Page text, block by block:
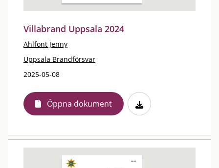
Villabrand Uppsala 2024
Ahlfont Jenny
Uppsala Brandförsvar
2025-05-08
Öppna dokument